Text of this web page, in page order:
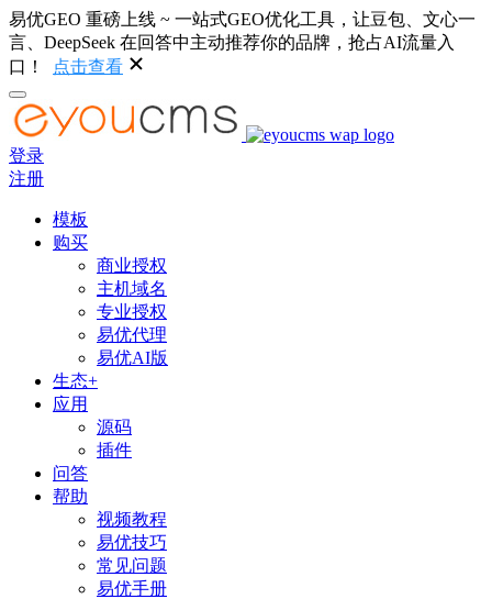
易优GEO 重磅上线 ~ 一站式GEO优化工具，让豆包、文心一
言、DeepSeek 在回答中主动推荐你的品牌，抢占AI流量入
口！
点击查看
登录
注册
模板
购买
商业授权
主机域名
专业授权
易优代理
易优AI版
生态+
应用
源码
插件
问答
帮助
视频教程
易优技巧
常见问题
易优手册